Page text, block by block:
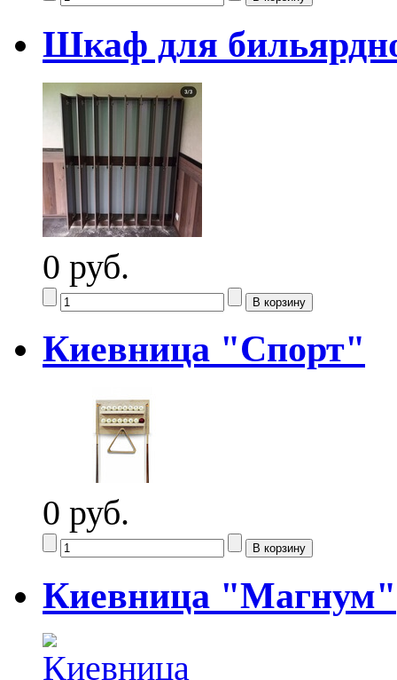
Шкаф для
0 руб.
Киевница "Спорт"
0 руб.
Киевница "Магнум"